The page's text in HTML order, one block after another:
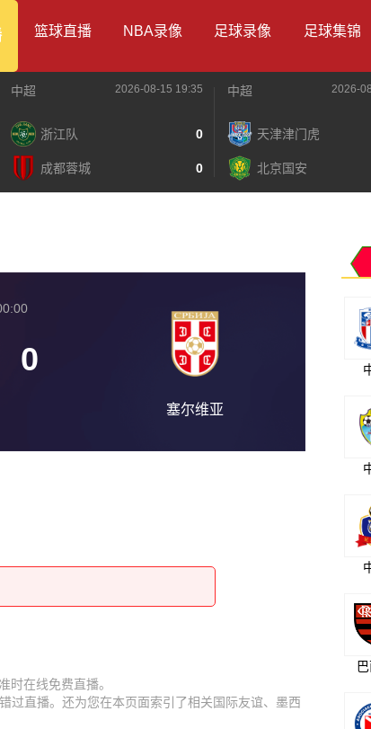
篮球直播 NBA录像 足球录像 足球集锦
中超 2026-08-15 19:35
浙江队 0
成都蓉城 0
中超 2026-
天津津门虎
北京国安
0
塞尔维亚
在线免费直播。
直播。还为您在本页面索引了相关国际友谊、墨西